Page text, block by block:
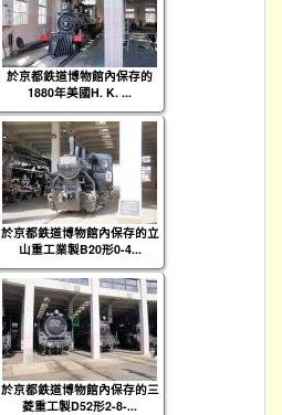
於京都鉄道博物館內保存的
1880年美國H. K. ...
於京都鉄道博物館內保存的立
山重工業製B20形0-4...
於京都鉄道博物館內保存的三
菱重工製D52形2-8-...